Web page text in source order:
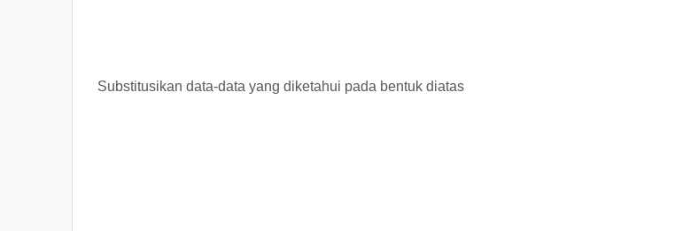
Substitusikan data-data yang diketahui pada bentuk diatas